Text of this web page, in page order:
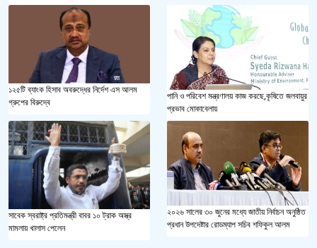
১২৫টি ব্যাংক হিসাব অবরুদ্ধের নির্দেশ এস আলম
গ্রুপের বিরুদ্বে
পানি ও পরিবেশ মন্ত্রণালয় কাজ করছে,কৃষিতে জলবায়ুর
প্রভাব মোকাবেলায়
সাবেক স্বরাষ্ট্র প্রতিমন্ত্রী বাবর ১০ ট্রাক অস্ত্র
মামলায় খালাস পেলেন
২০২৬ সালের ৩০ জুনের মধ্যে জাতীয় নির্বাচন অনুষ্ঠিত
প্রধান উপদেষ্টার রোডম্যাপ সচিব শফিকুল আলম